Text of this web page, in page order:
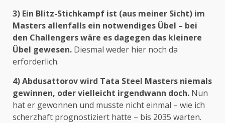
3) Ein Blitz-Stichkampf ist (aus meiner Sicht) im
Masters allenfalls ein notwendiges Übel – bei
den Challengers wäre es dagegen das kleinere
Übel gewesen. Diesmal weder hier noch da
erforderlich.
4) Abdusattorov wird Tata Steel Masters niemals
gewinnen, oder vielleicht irgendwann doch. Nun
hat er gewonnen und musste nicht einmal – wie ich
scherzhaft prognostiziert hatte – bis 2035 warten.